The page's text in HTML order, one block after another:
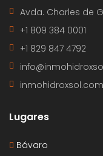
Avda. Charles de
+1 809 384 0001
+1 829 847 4792
inmohidroxsol.com
Lugares
Bávaro